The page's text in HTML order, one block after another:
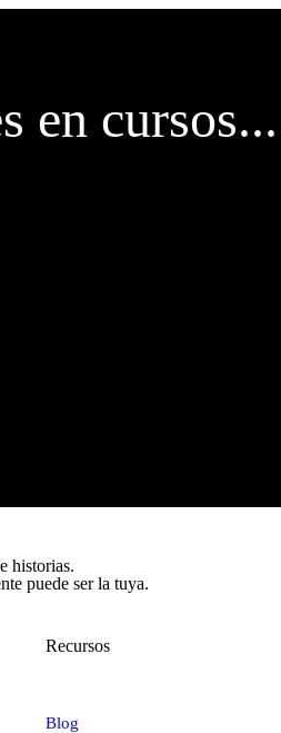
en cursos...
historias.
puede ser la tuya.
Recursos
Blog